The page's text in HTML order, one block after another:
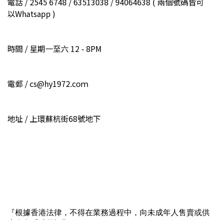
以Whatsapp )
時間 / 星期一至六 12 - 8PM
電郵 / cs@hy1972.coｍ
地址 / 上環蘇杭街68號地下
『根據香港法律，不得在業務過程中，向未成年人售賣或供